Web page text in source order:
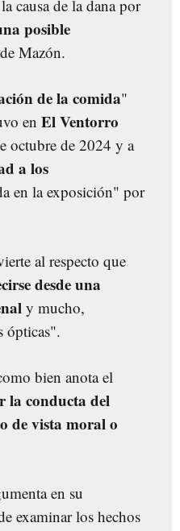
causa de la dana por
posible
de Mazón.
de la comida"
en El Ventorro
octubre de 2024 y a
a los
en la exposición" por
al respecto que
desde una
y mucho,
ópticas".
bien anota el
la conducta del
de vista moral o
en su
examinar los hechos